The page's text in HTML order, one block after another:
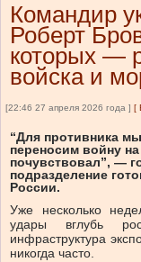
Командир
Роберт
которых —
войска и
[22:46 27 апреля 2026 года ] [
“Для противника
переносим войну
почувствовал”, —
подразделение
России.
Уже несколько
удары вглубь
инфраструктура
никогда часто.